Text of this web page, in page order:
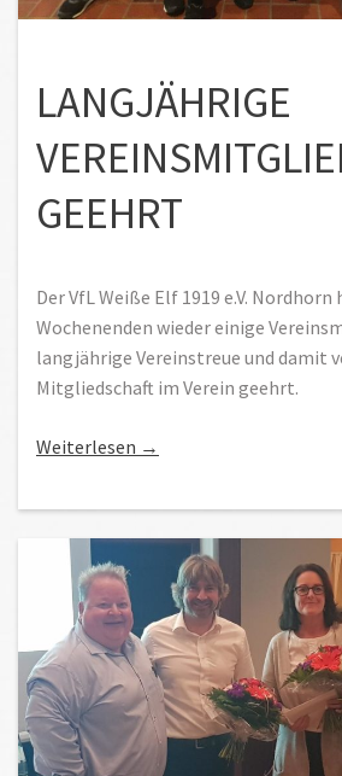
LANGJÄHRIGE
GEEHRT
Der VfL Weiße Elf 1919 e.V.
Wochenenden wieder einige
langjährige Vereinstreue und damit
Mitgliedschaft im Verein geehrt.
Weiterlesen „Langjährige
→